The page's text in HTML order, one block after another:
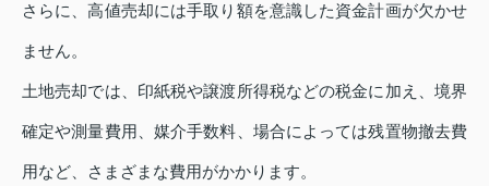
さらに、高値売却には手取り額を意識した資金計画が欠かせ
ません。
土地売却では、印紙税や譲渡所得税などの税金に加え、境界
確定や測量費用、媒介手数料、場合によっては残置物撤去費
用など、さまざまな費用がかかります。